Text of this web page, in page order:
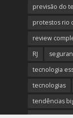
previsão do
protestos rio
review
RJ
tecnologia
tecnologias
tendências